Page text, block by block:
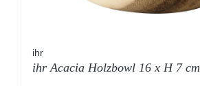
ihr
ihr Acacia Holzbowl 16 x H 7 cm